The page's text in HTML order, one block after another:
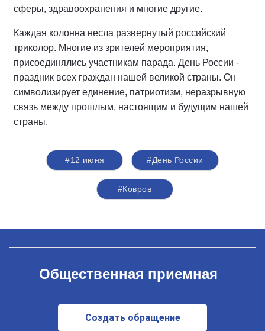
сферы, здравоохранения и многие другие.
Каждая колонна несла развернутый российский
триколор. Многие из зрителей мероприятия,
присоединялись участникам парада. День России -
праздник всех граждан нашей великой страны. Он
символизирует единение, патриотизм, неразрывную
связь между прошлым, настоящим и будущим нашей
страны.
#12 июня #День России
#Ковров
Общественная приемная
Создать обращение